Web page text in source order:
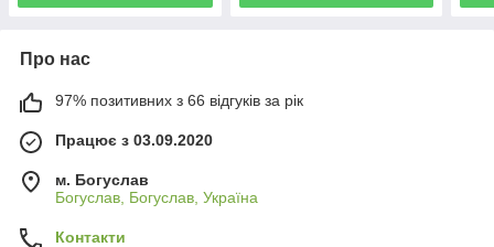
Про нас
97% позитивних з 66 відгуків за рік
Працює з 03.09.2020
м. Богуслав
Богуслав, Богуслав, Україна
Контакти